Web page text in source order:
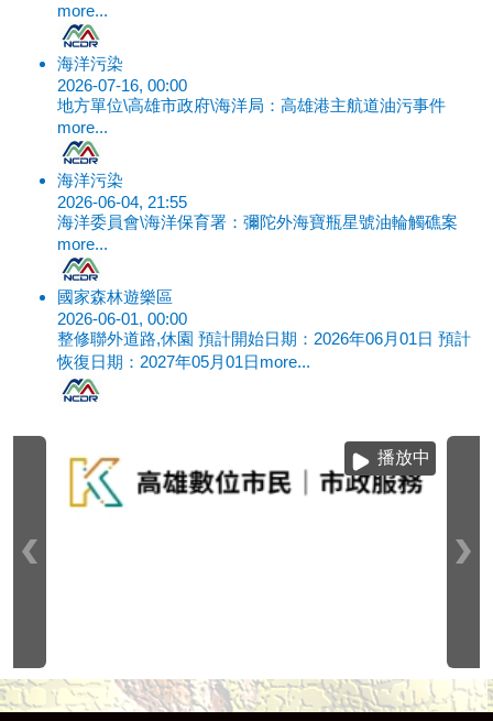
more...
海洋污染
2026-07-16, 00:00
地方單位\高雄市政府\海洋局：高雄港主航道油污事件
more...
海洋污染
2026-06-04, 21:55
海洋委員會\海洋保育署：彌陀外海寶瓶星號油輪觸礁案
more...
國家森林遊樂區
2026-06-01, 00:00
整修聯外道路,休園 預計開始日期：2026年06月01日 預計
恢復日期：2027年05月01日more...
播放中